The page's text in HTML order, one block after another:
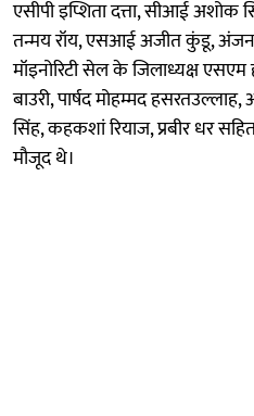
एसीपी इप्शिता दत्ता, सीआई अशोक
तन्मय रॉय, एसआई अजीत कुंडू,
मॉइनोरिटी सेल के जिलाध्यक्ष
बाउरी, पार्षद मोहम्मद
सिंह, कहकशां रियाज, प्रबीर धर
मौजूद थे।